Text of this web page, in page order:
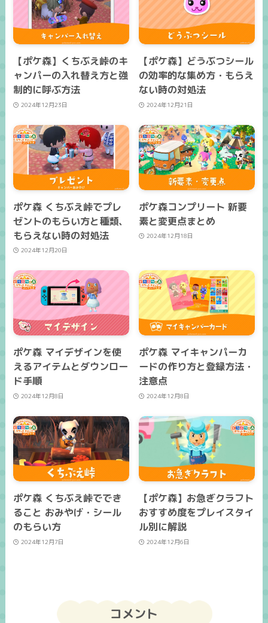
【ポケ森】くちぶえ峠のキ
ャンパーの入れ替え方と強
制的に呼ぶ方法
2024年12月23日
【ポケ森】どうぶつシール
の効率的な集め方・もらえ
ない時の対処法
2024年12月21日
ポケ森 くちぶえ峠でプレ
ゼントのもらい方と種類、
もらえない時の対処法
2024年12月20日
ポケ森コンプリート 新要
素と変更点まとめ
2024年12月18日
ポケ森 マイデザインを使
えるアイテムとダウンロー
ド手順
2024年12月8日
ポケ森 マイキャンパーカ
ードの作り方と登録方法・
注意点
2024年12月8日
ポケ森 くちぶえ峠ででき
ること おみやげ・シール
のもらい方
2024年12月7日
【ポケ森】お急ぎクラフト
おすすめ度をプレイスタイ
ル別に解説
2024年12月6日
コメント